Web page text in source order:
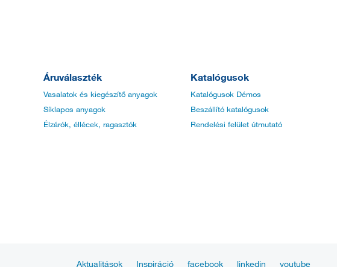
Áruválaszték
Vasalatok és kiegészítő anyagok
Síklapos anyagok
Élzárók, éllécek, ragasztók
Katalógusok
Katalógusok Démos
Beszállító katalógusok
Rendelési felület útmutató
Aktualitások Inspiráció facebook linkedin youtube